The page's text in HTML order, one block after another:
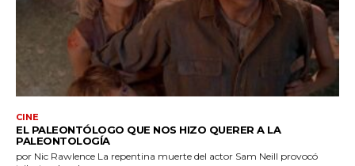
CINE
EL PALEONTÓLOGO QUE NOS HIZO QUERER A LA
PALEONTOLOGÍA
por Nic Rawlence La repentina muerte del actor Sam Neill provocó